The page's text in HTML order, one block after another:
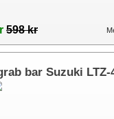
598 kr
bar Suzuki LTZ-